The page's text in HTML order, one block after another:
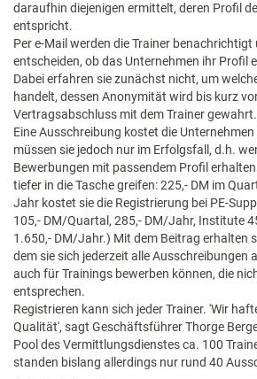
daraufhin diejenigen ermittelt, deren Profil
entspricht.
Per e-Mail werden die Trainer
entscheiden, ob das Unternehmen ihr Profil
Dabei erfahren sie zunächst nicht, um
handelt, dessen Anonymität wird bis kurz
Vertragsabschluss mit dem Trainer gewahrt.
Eine Ausschreibung kostet die
müssen sie jedoch nur im Erfolgsfall, d.h.
Bewerbungen mit passendem Profil
tiefer in die Tasche greifen: 225,- DM im
Jahr kostet sie die Registrierung bei PE-
105,- DM/Quartal, 285,- DM/Jahr, Institute
1.650,- DM/Jahr.) Mit dem Beitrag erhalten
dem sie sich jederzeit alle Ausschreibungen
auch für Trainings bewerben können, die
entsprechen.
Registrieren kann sich jeder Trainer. 'Wir
Qualität', sagt Geschäftsführer Thorge
Pool des Vermittlungsdienstes ca. 100
standen bislang allerdings nur rund 40